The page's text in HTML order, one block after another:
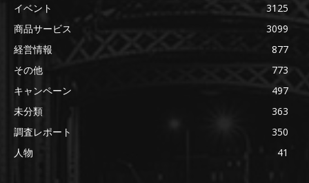
イベント
3125
商品サービス
3099
経営情報
877
その他
773
キャンペーン
497
未分類
363
調査レポート
350
人物
41